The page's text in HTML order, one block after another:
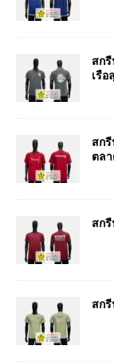
สก
เรือ
สก
ตล
สก
สก